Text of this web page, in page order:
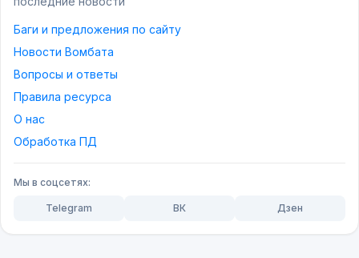
Баги и предложения по сайту
Новости Вомбата
Вопросы и ответы
Правила ресурса
О нас
Обработка ПД
Мы в соцсетях:
Telegram ВК Дзен